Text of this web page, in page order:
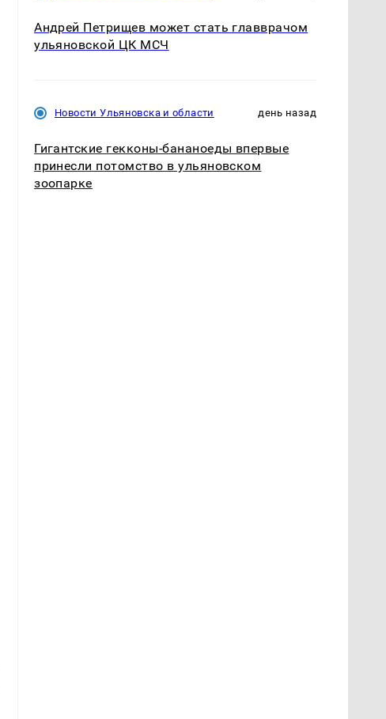
Андрей Петрищев может стать главврачом
ульяновской ЦК МСЧ
Новости Ульяновска и области день назад
Гигантские гекконы-бананоеды впервые
принесли потомство в ульяновском
зоопарке